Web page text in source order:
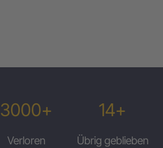
3000+
Verloren
14+
Übrig geblieben